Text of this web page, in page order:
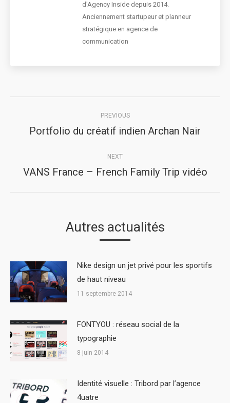
d'Agency Inside depuis 2014.
Anciennement startupeur et planneur
stratégique en agence de
communication
navigation
PREVIOUS
Previous
Portfolio du créatif indien Archan Nair
NEXT
Next
VANS France – French Family Trip vidéo
Autres actualités
Nike design un jet privé pour les sportifs
de haut niveau
11 septembre 2014
FONTYOU : réseau social de la
typographie
8 juin 2014
Identité visuelle : Tribord par l’agence
4uatre